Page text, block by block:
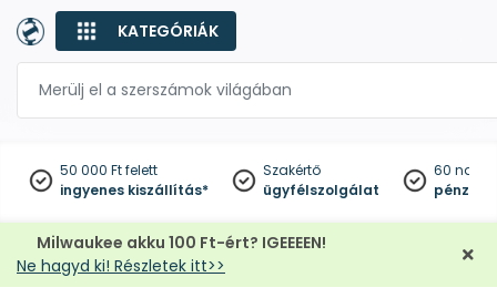
KATEGÓRIÁK
50 000 Ft felett
ingyenes kiszállítás*
Szakértő
ügyfélszolgálat
60
Milwaukee akku 100 Ft-ért? IGEEEEN!
Ne hagyd ki! Részletek itt>>